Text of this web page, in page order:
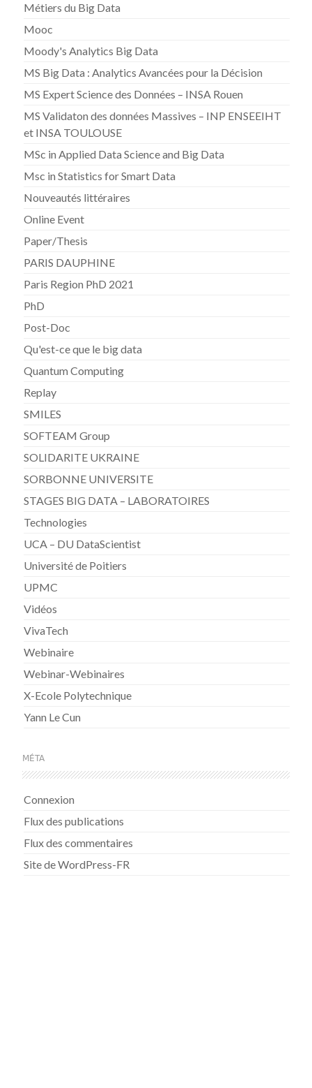
Métiers du Big Data
Mooc
Moody's Analytics Big Data
MS Big Data : Analytics Avancées pour la Décision
MS Expert Science des Données – INSA Rouen
MS Validaton des données Massives – INP ENSEEIHT
et INSA TOULOUSE
MSc in Applied Data Science and Big Data
Msc in Statistics for Smart Data
Nouveautés littéraires
Online Event
Paper/Thesis
PARIS DAUPHINE
Paris Region PhD 2021
PhD
Post-Doc
Qu'est-ce que le big data
Quantum Computing
Replay
SMILES
SOFTEAM Group
SOLIDARITE UKRAINE
SORBONNE UNIVERSITE
STAGES BIG DATA – LABORATOIRES
Technologies
UCA – DU DataScientist
Université de Poitiers
UPMC
Vidéos
VivaTech
Webinaire
Webinar-Webinaires
X-Ecole Polytechnique
Yann Le Cun
MÉTA
Connexion
Flux des publications
Flux des commentaires
Site de WordPress-FR